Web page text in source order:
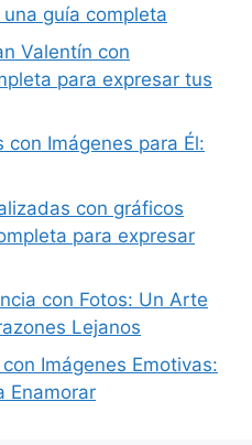
guía completa
Valentín con
para expresar tus
Imágenes para Él:
con gráficos
para expresar
con Fotos: Un Arte
Lejanos
Imágenes Emotivas:
Enamorar